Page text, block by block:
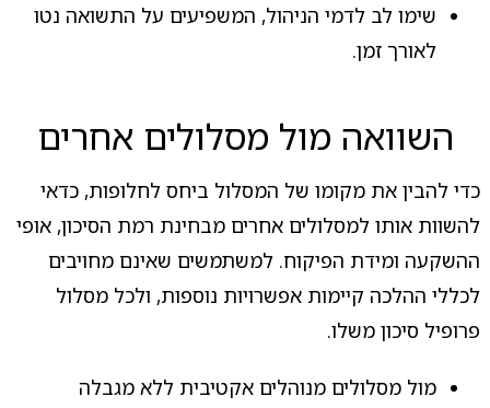
שימו לב לדמי הניהול, המשפיעים על התשואה נטו
לאורך זמן.
השוואה מול מסלולים אחרים
כדי להבין את מקומו של המסלול ביחס לחלופות, כדאי
להשוות אותו למסלולים אחרים מבחינת רמת הסיכון, אופי
ההשקעה ומידת הפיקוח. למשתמשים שאינם מחויבים
לכללי ההלכה קיימות אפשרויות נוספות, ולכל מסלול
פרופיל סיכון משלו.
מול מסלולים מנוהלים אקטיבית ללא מגבלה